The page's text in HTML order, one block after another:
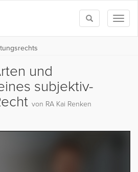
Toggle
search
und
subjektiv-
von RA Kai Renken